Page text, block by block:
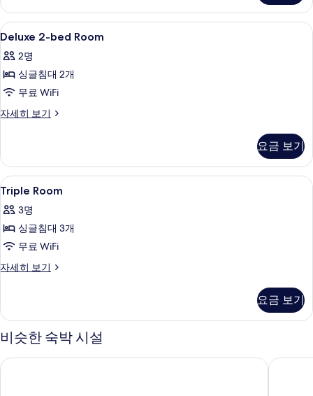
보
기
자
세
히
기
Deluxe
2-
bed
Room
사
진
보
기
오리/거위털 이불, 객실 내 금고, 암막
8
Deluxe 2-bed Room
2명
싱글침대 2개
무료 WiFi
자세히 보기
Deluxe
자
세
히
기
요금 보기
Triple
Room
사
진
모
두
오리/거위털 이불, 객실 내 금고, 암막
12
Triple Room
3명
싱글침대 3개
무료 WiFi
자세히 보기
Triple
히
보
기
요금 보기
비슷한 숙박 시설
소테츠 그랜드 프레사 타이베이 시먼 시저 메